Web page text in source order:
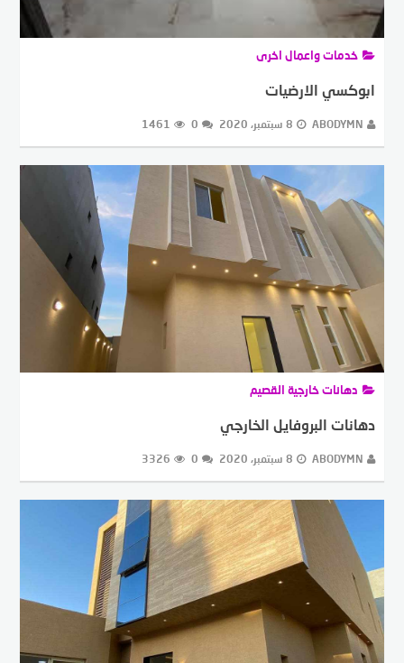
خدمات واعمال اخرى
ابوكسي الارضيات
ABODYMN 8 سبتمبر، 2020 0
1461
دهانات خارجية القصيم
دهانات البروفايل الخارجي
ABODYMN 8 سبتمبر، 2020 0
3326